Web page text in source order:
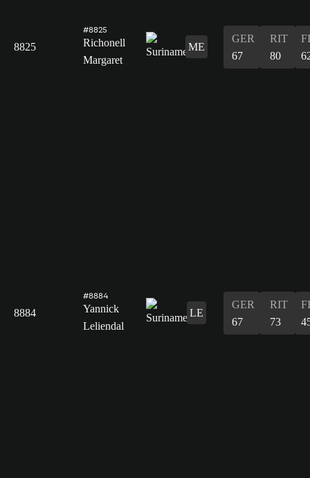
8825
#8825
Richonell
Margaret
ME
GER
67
RIT
80
8884
#8884
Yannick
Leliendal
LE
GER
67
RIT
73